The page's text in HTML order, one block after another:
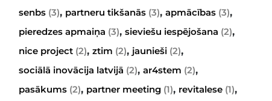
senbs(3), partneru tikšanās(3), apmācības(3),
pieredzes apmaiņa (3), sieviešu iespējošana (2),
nice project(2), ztim (2), jaunieši(2),
sociālā inovācija latvijā (2), ar4stem (2),
pasākums(2), partner meeting(1), revitalese(1),